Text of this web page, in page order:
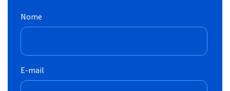
Nome
E-mail